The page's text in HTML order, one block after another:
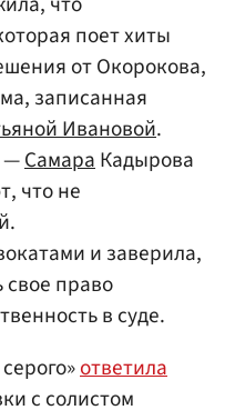
поет хиты
от Окорокова,
записанная
Ивановой.
—СамараКадырова
что не
и заверила,
свое право
в суде.
ответила
с солистом